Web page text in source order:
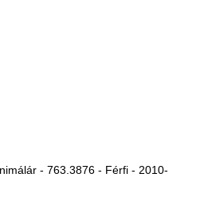
- 763.3876 - Férfi - 2010-